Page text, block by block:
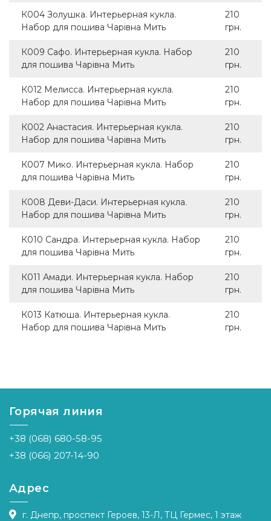
К004 Золушка. Интерьерная кукла.
Набор для пошива Чарівна Мить
210
грн.
К009 Сафо. Интерьерная кукла. Набор
для пошива Чарівна Мить
210
грн.
К012 Мелисса. Интерьерная кукла.
Набор для пошива Чарівна Мить
210
грн.
К002 Анастасия. Интерьерная кукла.
Набор для пошива Чарівна Мить
210
грн.
К007 Мико. Интерьерная кукла. Набор
для пошива Чарівна Мить
210
грн.
К008 Деви-Даси. Интерьерная кукла.
Набор для пошива Чарівна Мить
210
грн.
К010 Сандра. Интерьерная кукла. Набор
для пошива Чарівна Мить
210
грн.
К011 Амади. Интерьерная кукла. Набор
для пошива Чарівна Мить
210
грн.
К013 Катюша. Интерьерная кукла.
Набор для пошива Чарівна Мить
210
грн.
Горячая линия
+38 (068) 680-58-95
+38 (066) 207-14-90
Адрес
г. Днепр, проспект Героев, 13-Л, ТЦ Гермес, 1 этаж